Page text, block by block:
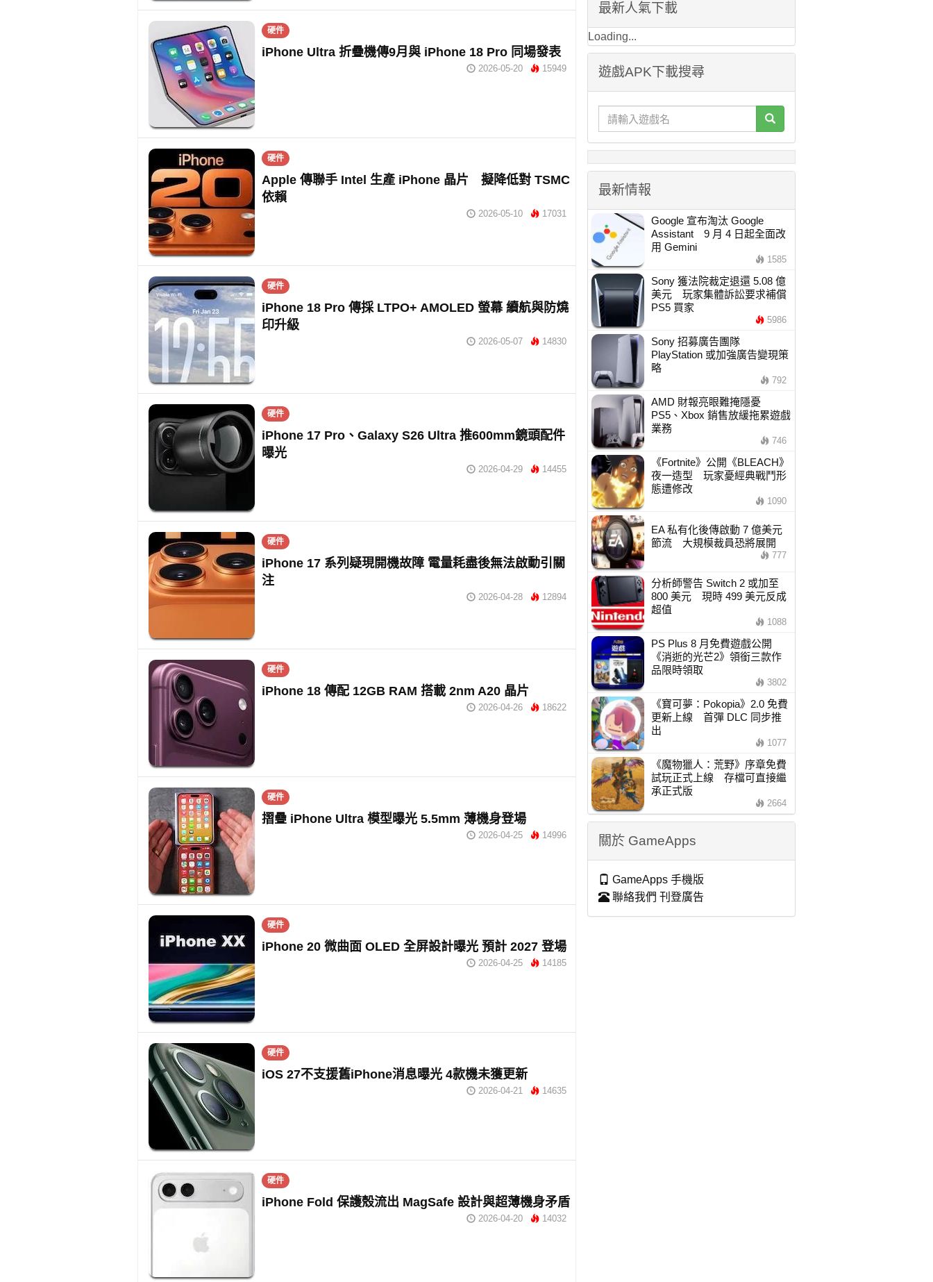
硬件
iPhone Ultra 折疊機傳9月與 iPhone 18 Pro 同場發表
2026-05-20 15949
硬件
Apple 傳聯手 Intel 生產 iPhone 晶片 擬降低對 TSMC
依賴
2026-05-10 17031
硬件
iPhone 18 Pro 傳採 LTPO+ AMOLED 螢幕 續航與防燒
印升級
2026-05-07 14830
硬件
iPhone 17 Pro、Galaxy S26 Ultra 推600mm鏡頭配件
曝光
2026-04-29 14455
硬件
iPhone 17 系列疑現開機故障 電量耗盡後無法啟動引關
注
2026-04-28 12894
硬件
iPhone 18 傳配 12GB RAM 搭載 2nm A20 晶片
2026-04-26 18622
硬件
摺疊 iPhone Ultra 模型曝光 5.5mm 薄機身登場
2026-04-25 14996
硬件
iPhone 20 微曲面 OLED 全屏設計曝光 預計 2027 登場
2026-04-25 14185
硬件
iOS 27不支援舊iPhone消息曝光 4款機未獲更新
2026-04-21 14635
硬件
iPhone Fold 保護殼流出 MagSafe 設計與超薄機身矛盾
2026-04-20 14032
最新人氣下載
Loading...
遊戲APK下載搜尋
最新情報
Google 宣布淘汰 Google
Assistant 9 月 4 日起全面改
用 Gemini
1585
Sony 獲法院裁定退還 5.08 億
美元 玩家集體訴訟要求補償
PS5 買家
5986
Sony 招募廣告團隊
PlayStation 或加強廣告變現策
略
792
AMD 財報亮眼難掩隱憂
PS5、Xbox 銷售放緩拖累遊戲
業務
746
《Fortnite》公開《BLEACH》
夜一造型 玩家憂經典戰鬥形
態遭修改
1090
EA 私有化後傳啟動 7 億美元
節流 大規模裁員恐將展開
777
分析師警告 Switch 2 或加至
800 美元 現時 499 美元反成
超值
1088
PS Plus 8 月免費遊戲公開
《消逝的光芒2》領銜三款作
品限時領取
3802
《寶可夢：Pokopia》2.0 免費
更新上線 首彈 DLC 同步推
出
1077
《魔物獵人：荒野》序章免費
試玩正式上線 存檔可直接繼
承正式版
2664
關於 GameApps
GameApps 手機版
聯絡我們 刊登廣告